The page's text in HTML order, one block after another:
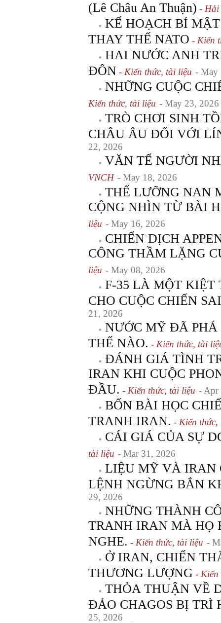
(Lê Châu An Thuận) - Hải
KẾ HOẠCH BÍ
THAY THẾ NATO - Kiến
HAI NƯỚC ANH
ĐÔN - Kiến thức, tài liệu - May
NHỮNG CUỘC
Kiến thức, tài liệu - May 23, 2026
TRÒ CHƠI SINH
CHÂU ÂU ĐỐI VỚI
22, 2026
VĂN TẾ NGƯỜI
VNCH - May 18, 2026
THẾ LƯỠNG NAN
CỘNG NHÌN TỪ BÀI
liệu - May 16, 2026
CHIẾN DỊCH
CÔNG THẦM LẶNG
liệu - May 08, 2026
F-35 LÀ MỘT KIỆT
CHO CUỘC CHIẾN
21, 2026
NƯỚC MỸ ĐÃ
THẾ NÀO. - Kiến thức, tài
ĐÁNH GIÁ TÌNH
IRAN KHI CUỘC
ĐẦU. - Kiến thức, tài liệu - Apr
BỐN BÀI HỌC
TRANH IRAN. - Kiến thức,
CÁI GIÁ CỦA SỰ
tài liệu - Mar 31, 2026
LIỆU MỸ VÀ IRAN
LỆNH NGỪNG BẮN
29, 2026
NHỮNG THÀNH
TRANH IRAN MÀ HỌ
NGHE. - Kiến thức, tài liệu -
Ở IRAN, CHIẾN
THƯƠNG LƯỢNG - Kiến
THỎA THUẬN VỀ
ĐẢO CHAGOS BỊ TRÌ
25, 2026